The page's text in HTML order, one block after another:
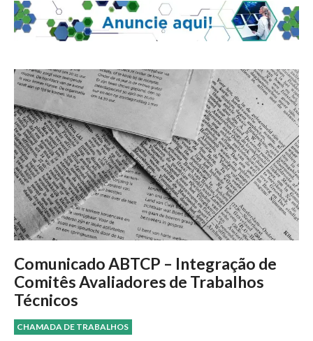
Comunicado ABTCP – Integração de
Comitês Avaliadores de Trabalhos
Técnicos
CHAMADA DE TRABALHOS